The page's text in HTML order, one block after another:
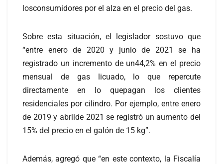
losconsumidores por el alza en el precio del gas.
Sobre esta situación, el legislador sostuvo que
“entre enero de 2020 y junio de 2021 se ha
registrado un incremento de un44,2% en el precio
mensual de gas licuado, lo que repercute
directamente en lo quepagan los clientes
residenciales por cilindro. Por ejemplo, entre enero
de 2019 y abrilde 2021 se registró un aumento del
15% del precio en el galón de 15 kg”.
Además, agregó que “en este contexto, la Fiscalía